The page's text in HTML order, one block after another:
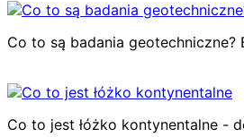
Co to są badania
Co to jest łóżko kontynentalne -